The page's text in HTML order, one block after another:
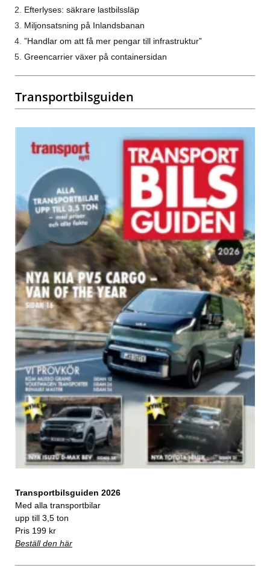
Efterlyses: säkrare lastbilssläp
Miljonsatsning på Inlandsbanan
”Handlar om att få mer pengar till infrastruktur”
Greencarrier växer på containersidan
Transportbilsguiden
Transportbilsguiden 2026
Med alla transportbilar
upp till 3,5 ton
Pris 199 kr
Beställ den här